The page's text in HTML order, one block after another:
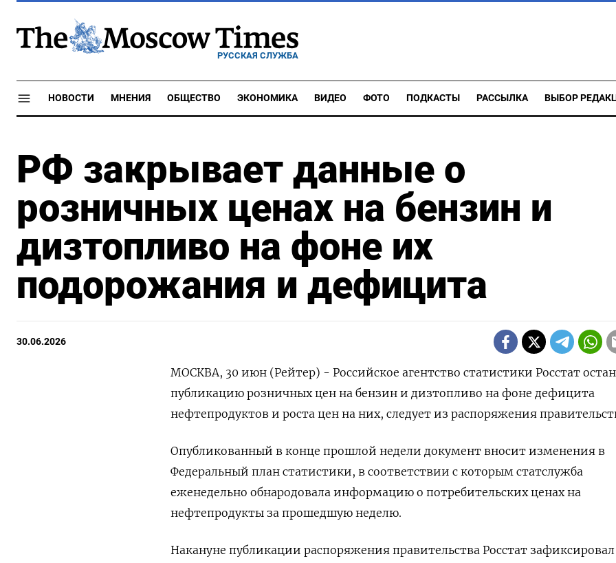
РУССКАЯ СЛУЖБА
НОВОСТИ МНЕНИЯ ОБЩЕСТВО ЭКОНОМИКА ВИДЕО ФОТО ПОДКАСТЫ РАССЫЛКА ВЫБОР
РФ закрывает данные о
розничных ценах на бензин и
дизтопливо на фоне их
подорожания и дефицита
30.06.2026
МОСКВА, 30 июн (Рейтер) - Российское агентство статистики Росстат
публикацию розничных цен на бензин и дизтопливо на фоне дефицита
нефтепродуктов и роста ‌цен на них, следует из распоряжения
Опубликованный в конце прошлой недели документ вносит изменения в
Федеральный план статистики, в соответствии с которым ​статслужба
еженедельно обнародовала информацию ​о потребительских ​ценах на
нефтепродукты ⁠за прошедшую неделю.
Накануне публикации распоряжения правительства ‌Росстат зафиксировал